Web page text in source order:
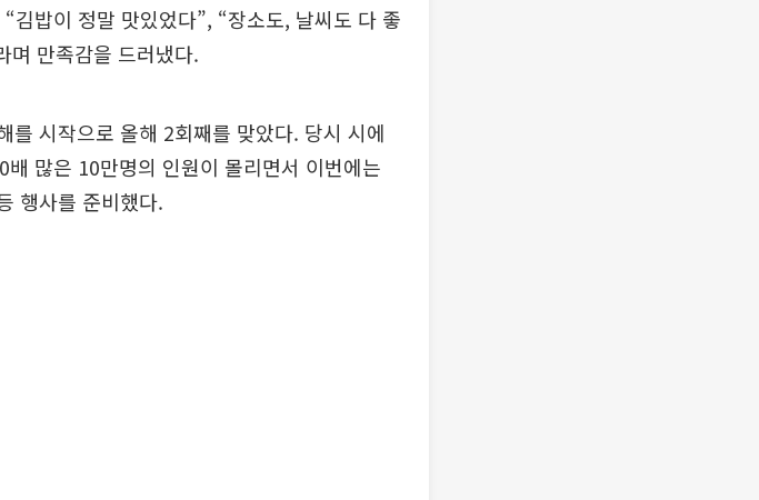
김밥이 정말 맛있었다”, “장소도, 날씨도 다 좋
며 만족감을 드러냈다.
를 시작으로 올해 2회째를 맞았다. 당시 시에
많은 10만명의 인원이 몰리면서 이번에는
행사를 준비했다.